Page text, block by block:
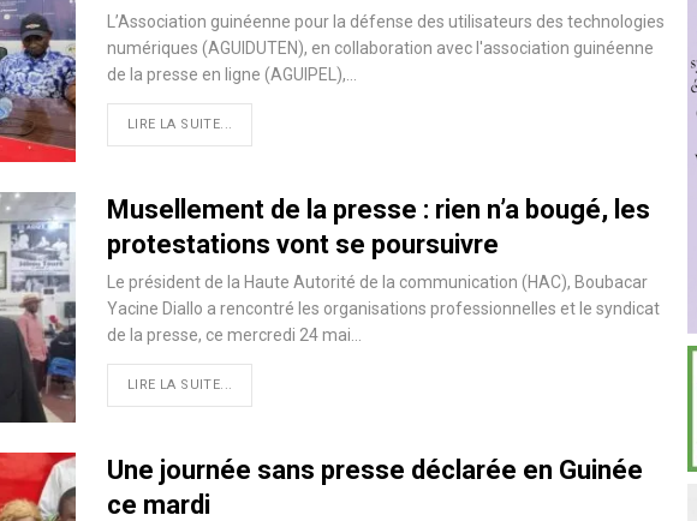
L’Association guinéenne pour la défense des utilisateurs des technologies
numériques (AGUIDUTEN), en collaboration avec l'association guinéenne
de la presse en ligne (AGUIPEL),…
LIRE LA SUITE...
Musellement de la presse : rien n’a bougé, les
protestations vont se poursuivre
Le président de la Haute Autorité de la communication (HAC), Boubacar
Yacine Diallo a rencontré les organisations professionnelles et le syndicat
de la presse, ce mercredi 24 mai…
LIRE LA SUITE...
Une journée sans presse déclarée en Guinée
ce mardi